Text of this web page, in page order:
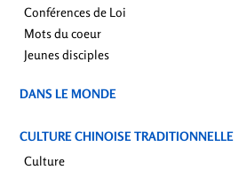
Conférences de Loi
Mots du coeur
Jeunes disciples
DANS LE MONDE
CULTURE CHINOISE TRADITIONNELLE
Culture